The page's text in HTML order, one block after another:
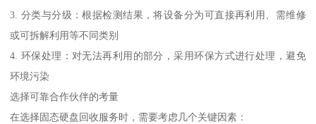
3. 分类与分级：根据检测结果，将设备分为可直接再利用、需维修
或可拆解利用等不同类别
4. 环保处理：对无法再利用的部分，采用环保方式进行处理，避免
环境污染
选择可靠合作伙伴的考量
在选择固态硬盘回收服务时，需要考虑几个关键因素：